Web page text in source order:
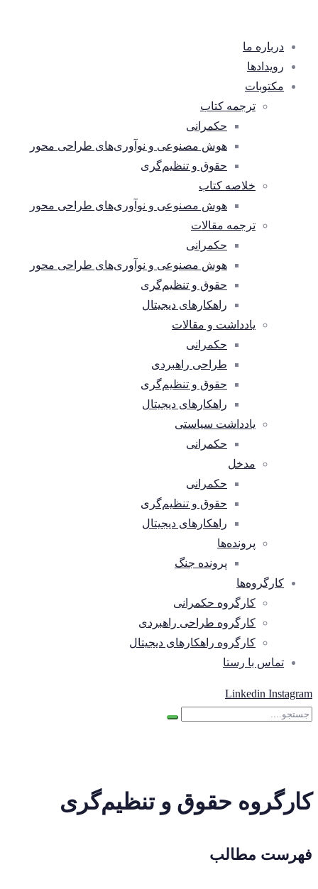
درباره ما
رویدادها
مکتوبات
ترجمه کتاب
حکمرانی
هوش مصنوعی و نوآوری‌های طراحی محور
حقوق و تنظیم‌گری
خلاصه کتاب
هوش مصنوعی و نوآوری‌های طراحی محور
ترجمه مقالات
حکمرانی
هوش مصنوعی و نوآوری‌های طراحی محور
حقوق و تنظیم‌گری
راهکارهای دیجیتال
یادداشت و مقالات
حکمرانی
طراحی راهبردی
حقوق و تنظیم‌گری
راهکارهای دیجیتال
یادداشت سیاستی
حکمرانی
مدخل
حکمرانی
حقوق و تنظیم‌گری
راهکارهای دیجیتال
پرونده‌ها
پرونده جنگ
کارگروه‌ها
کارگروه حکمرانی
کارگروه طراحی راهبردی
کارگروه راهکارهای دیجیتال
تماس با رستا
Linkedin Instagram
کارگروه حقوق و تنظیم‌گری
فهرست مطالب